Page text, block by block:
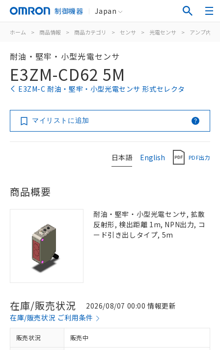
制御機器 Japan
ホーム > 商品情報 > 商品カテゴリ > センサ > 光電センサ > アンプ内蔵
耐油・堅牢・小型光電センサ
E3ZM-CD62 5M
E3ZM-C 耐油・堅牢・小型光電センサ 形式セレクタ
マイリストに追加
日本語 English PDF出力
商品概要
耐油・堅牢・小型光電センサ, 拡散
反射形, 検出距離 1m, NPN出力, コ
ード引き出しタイプ, 5m
在庫/販売状況
2026/08/07 00:00 情報更新
在庫/販売状況 ご利用条件
販売状況 販売中